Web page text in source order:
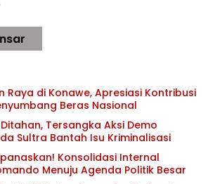
Raya di Konawe, Apresiasi Kontribusi
Beras Nasional
Tersangka Aksi Demo
Sultra Bantah Isu Kriminalisasi
Konsolidasi Internal
Menuju Agenda Politik Besar